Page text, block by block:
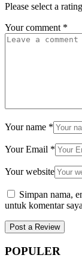
Please select a
Your comment *
Your name *
Your Email *
Your website
Simpan nama,
untuk komentar
POPULER